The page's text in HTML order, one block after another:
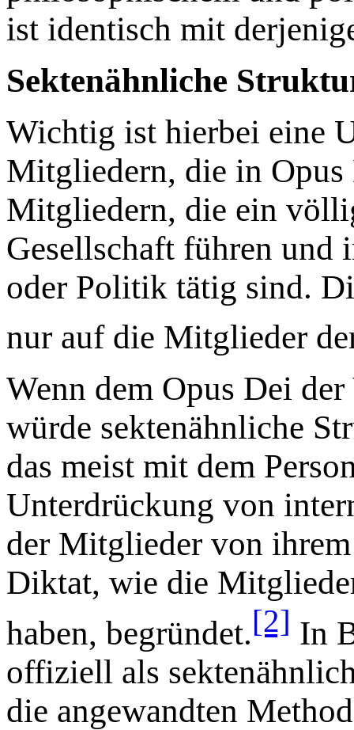
ist identisch mit
Sektenähnliche
Wichtig ist hierbei eine
Mitgliedern, die in Opus
Mitgliedern, die ein
Gesellschaft führen und
oder Politik tätig sind.
nur auf die Mitglieder
Wenn dem Opus Dei
würde sektenähnliche
das meist mit dem
Unterdrückung von
der Mitglieder von
Diktat, wie die
haben, begründet.[2] In
offiziell als
die angewandten